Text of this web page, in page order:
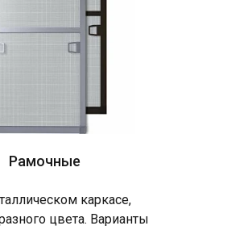
Рамочные
каркасе,
цвета. Варианты